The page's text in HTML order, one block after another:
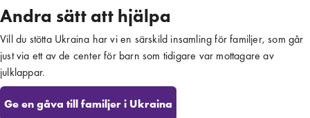
Andra sätt att hjälpa
Vill du stötta Ukraina har vi en särskild insamling för familjer, som går
just via ett av de center för barn som tidigare var mottagare av
julklappar.
Ge en gåva till familjer i Ukraina